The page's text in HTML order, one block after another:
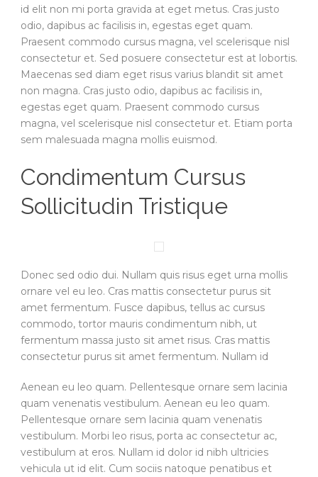
id elit non mi porta gravida at eget metus. Cras justo
odio, dapibus ac facilisis in, egestas eget quam.
Praesent commodo cursus magna, vel scelerisque nisl
consectetur et. Sed posuere consectetur est at lobortis.
Maecenas sed diam eget risus varius blandit sit amet
non magna. Cras justo odio, dapibus ac facilisis in,
egestas eget quam. Praesent commodo cursus
magna, vel scelerisque nisl consectetur et. Etiam porta
sem malesuada magna mollis euismod.
Condimentum Cursus
Sollicitudin Tristique
Donec sed odio dui. Nullam quis risus eget urna mollis
ornare vel eu leo. Cras mattis consectetur purus sit
amet fermentum. Fusce dapibus, tellus ac cursus
commodo, tortor mauris condimentum nibh, ut
fermentum massa justo sit amet risus. Cras mattis
consectetur purus sit amet fermentum. Nullam id
Aenean eu leo quam. Pellentesque ornare sem lacinia
quam venenatis vestibulum. Aenean eu leo quam.
Pellentesque ornare sem lacinia quam venenatis
vestibulum. Morbi leo risus, porta ac consectetur ac,
vestibulum at eros. Nullam id dolor id nibh ultricies
vehicula ut id elit. Cum sociis natoque penatibus et